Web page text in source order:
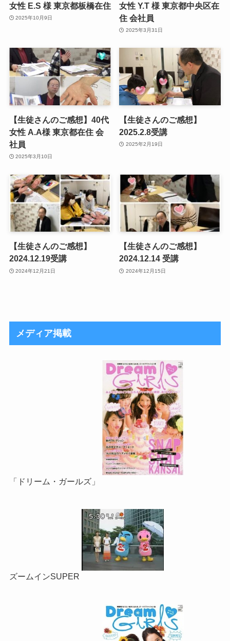
女性 E.S 様 東京都板橋在住
2025年10月9日
女性 Y.T 様 東京都中央区在
住 会社員
2025年3月31日
【生徒さんのご感想】40代
女性 A.A様 東京都在住 会
社員
2025年3月10日
【生徒さんのご感想】
2025.2.8受講
2025年2月19日
【生徒さんのご感想】
2024.12.19受講
2024年12月21日
【生徒さんのご感想】
2024.12.14 受講
2024年12月15日
メディア掲載
「ドリーム・ガールズ」
ズームインSUPER